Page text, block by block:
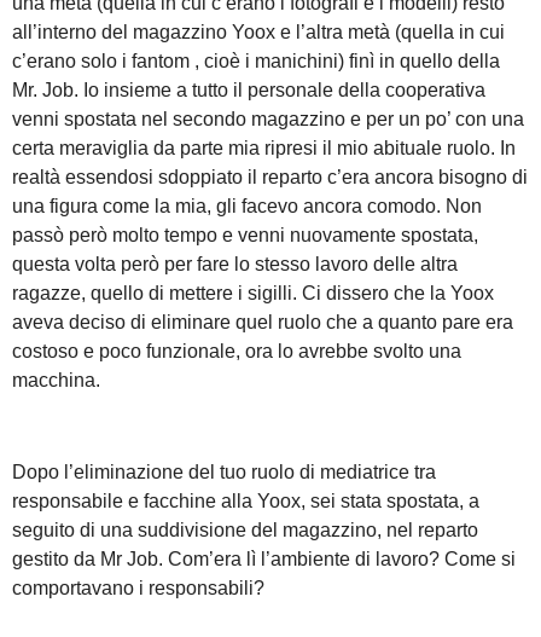
all’interno del magazzino Yoox e l’altra metà (quella in cui
c’erano solo i fantom , cioè i manichini) finì in quello della
Mr. Job. Io insieme a tutto il personale della cooperativa
venni spostata nel secondo magazzino e per un po’ con una
certa meraviglia da parte mia ripresi il mio abituale ruolo. In
realtà essendosi sdoppiato il reparto c’era ancora bisogno di
una figura come la mia, gli facevo ancora comodo. Non
passò però molto tempo e venni nuovamente spostata,
questa volta però per fare lo stesso lavoro delle altra
ragazze, quello di mettere i sigilli. Ci dissero che la Yoox
aveva deciso di eliminare quel ruolo che a quanto pare era
costoso e poco funzionale, ora lo avrebbe svolto una
macchina.
Dopo l’eliminazione del tuo ruolo di mediatrice tra
responsabile e facchine alla Yoox, sei stata spostata, a
seguito di una suddivisione del magazzino, nel reparto
gestito da Mr Job. Com’era lì l’ambiente di lavoro? Come si
comportavano i responsabili?